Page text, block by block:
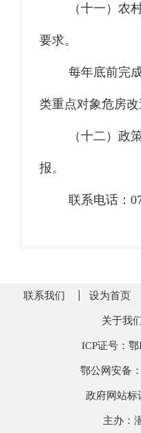
（十一）农
要求。
每年底前完
类重点对象危房改
（十二）政
报。
联系电话：
联系我们 设为首页
关于我
ICP证号：
鄂公网安备
政府网站标
主办：